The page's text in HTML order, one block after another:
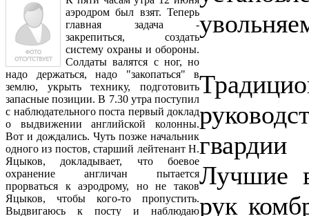
аэродром был взят. Теперь
главная задача -
закрепиться, создать
систему охраны и обороны.
Солдаты валятся с ног, но
надо держаться, надо "закопаться" в
землю, укрыть технику, подготовить
запасные позиции. В 7.30 утра поступил
с наблюдательного поста первый доклад
о выдвижении английской колонны.
Вот и дождались. Чуть позже начальник
одного из постов, старший лейтенант Н.
Яцыков, докладывает, что боевое
охранение англичан пытается
прорваться к аэродрому, но не таков
Яцыков, чтобы кого-то пропустить.
Выдвигаюсь к посту и наблюдаю
Лучшие
рук